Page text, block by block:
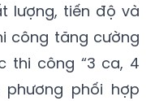
lượng, tiến độ và
công tăng cường
thi công “3 ca, 4
phương phối hợp